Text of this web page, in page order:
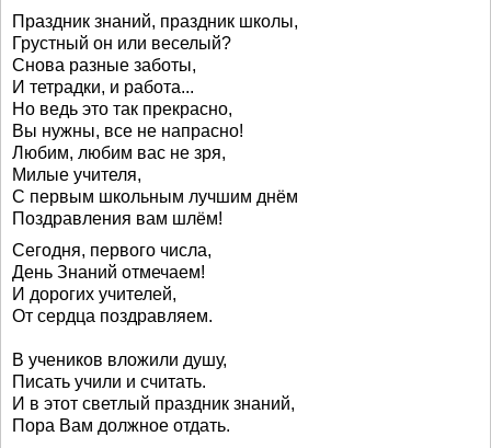
Праздник знаний, праздник школы,
Грустный он или веселый?
Снова разные заботы,
И тетрадки, и работа...
Но ведь это так прекрасно,
Вы нужны, все не напрасно!
Любим, любим вас не зря,
Милые учителя,
С первым школьным лучшим днём
Поздравления вам шлём!
Сегодня, первого числа,
День Знаний отмечаем!
И дорогих учителей,
От сердца поздравляем.
В учеников вложили душу,
Писать учили и считать.
И в этот светлый праздник знаний,
Пора Вам должное отдать.